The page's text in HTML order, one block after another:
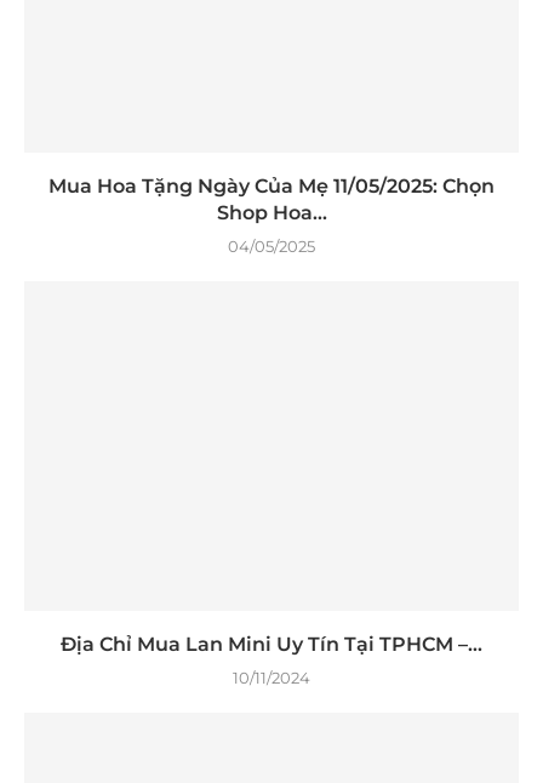
Mua Hoa Tặng Ngày Của Mẹ 11/05/2025: Chọn
Shop Hoa...
04/05/2025
Địa Chỉ Mua Lan Mini Uy Tín Tại TPHCM –...
10/11/2024